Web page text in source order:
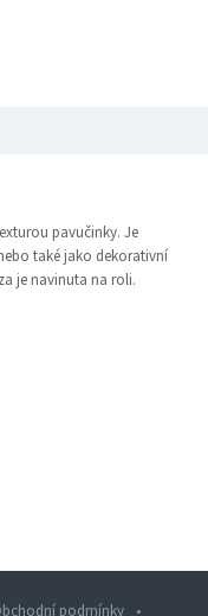
pavučinky. Je
také jako dekorativní
je navinuta na roli.
podmínky